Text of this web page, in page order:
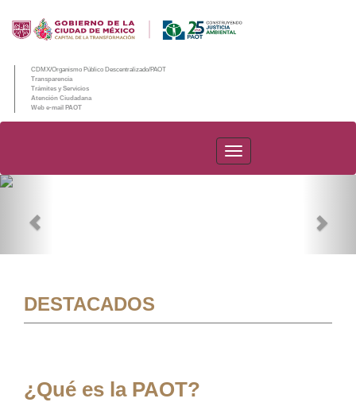
CDMX/Organismo Público Descentralizado/PAOT
Transparencia
Trámites y Servicios
Atención Ciudadana
Web e-mail PAOT
PAOT
DESTACADOS
¿Qué es la PAOT?